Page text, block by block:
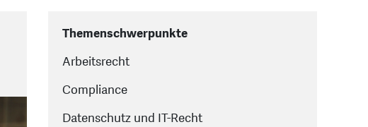
Themenschwerpunkte
Arbeitsrecht
Compliance
Datenschutz und IT-Recht